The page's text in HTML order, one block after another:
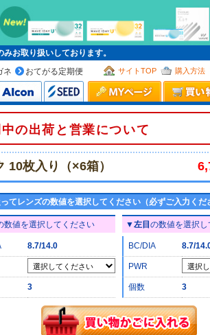
みお取り扱いしております。
ネ おてがる定期便 サイトTOP 購入方法
の出荷と営業について
10枚入り（×6箱）
てレンズの数値を選択してください（必ずご入力くだ
数値を選択してください
8.7/14.0
3
▼左目の数値を選択
BC/DIA 8.7/
PWR
個数 3